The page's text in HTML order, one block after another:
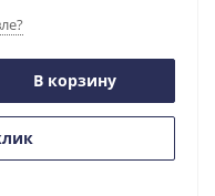
В корзину